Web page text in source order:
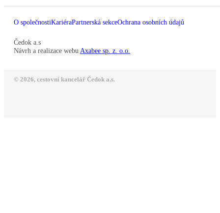
O společnostiKariéraPartnerská sekceOchrana osobních údajů
Čedok a.s
Návrh a realizace webu Axabee sp. z. o.o.
© 2026, cestovní kancelář Čedok a.s.